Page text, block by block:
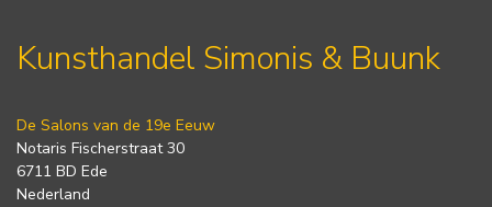
Kunsthandel Simonis & Buunk
De Salons van de 19e Eeuw
Notaris Fischerstraat 30
6711 BD Ede
Nederland